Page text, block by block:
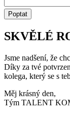
Poptat
SKVĚLÉ
Jsme nadšení, že
Díky za tvé
kolega, který se s
Měj krásný den,
Tým TALENT